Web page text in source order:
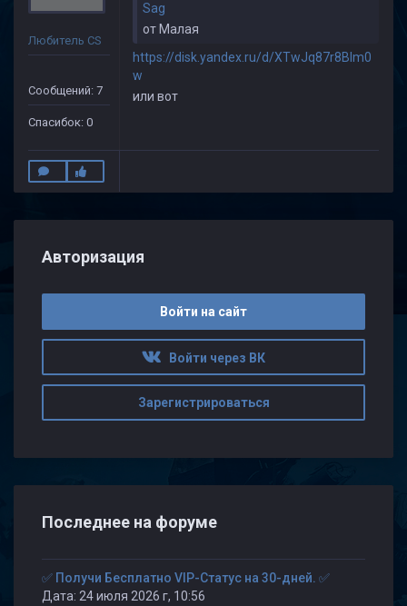
Любитель CS
Сообщений: 7
Спасибок: 0
Sag
от Малая
https://disk.yandex.ru/d/XTwJq87r8Blm0
w
или вот
Авторизация
Войти на сайт
Войти через ВК
Зарегистрироваться
Последнее на форуме
✅ Получи Бесплатно VIP-Статус на 30-дней. ✅
Дата: 24 июля 2026 г, 10:56